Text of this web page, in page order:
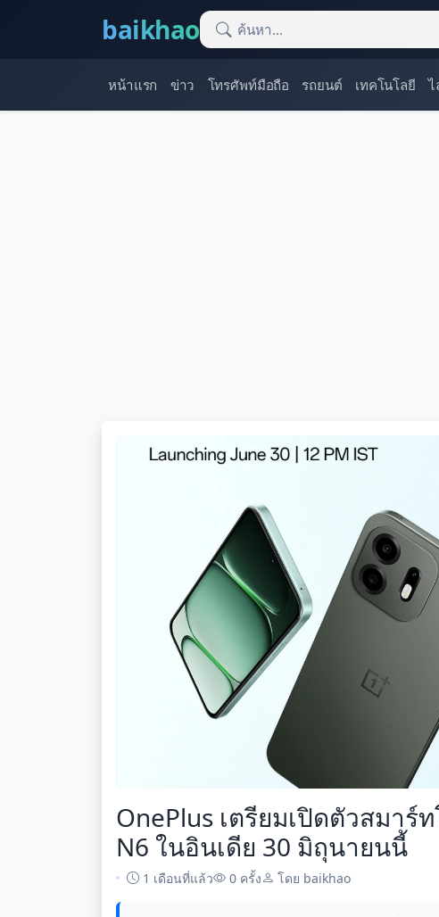
baikhao
หน้าแรก ข่าว โทรศัพท์มือถือ รถยนต์ เทคโนโลยี
OnePlus เตรียมเปิดตัวสมาร์
N6 ในอินเดีย 30 มิถุนายนนี้
1 เดือนที่แล้ว 0 ครั้ง โดย baikhao